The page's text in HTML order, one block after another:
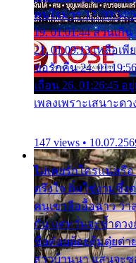
คนใจมาร 17.
19. 01:01:44 ส่วนเกิ
21. 01:09:13 เหลือเพี
ขอรักคืน 24.
เถื่อน 26. 01:26:45 อ
เพลงเพราะเสนาะด
147 views •
ไม่เคยรักใครแน่หรื
ตรึงใจ ติ๋มใช่งามซึ้ง
คนเขาลืออื้อฉาว ว่
กัน แต่หวั่นจะช้ำดว
ชื่อต๋อยต้อยตุ้มตุ๋ยต่า
สาวบ้านนา แสนจะ